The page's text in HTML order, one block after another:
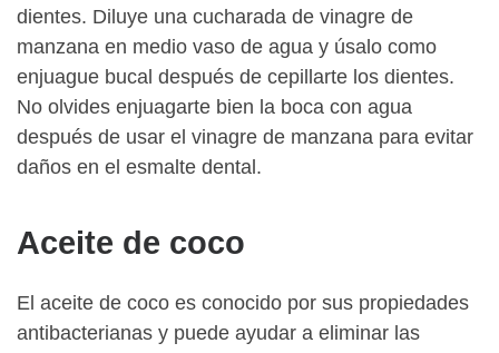
dientes. Diluye una cucharada de vinagre de
manzana en medio vaso de agua y úsalo como
enjuague bucal después de cepillarte los dientes.
No olvides enjuagarte bien la boca con agua
después de usar el vinagre de manzana para evitar
daños en el esmalte dental.
Aceite de coco
El aceite de coco es conocido por sus propiedades
antibacterianas y puede ayudar a eliminar las